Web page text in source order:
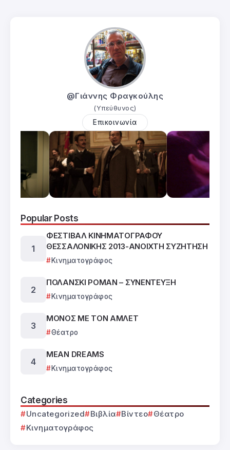
@Γιάννης Φραγκούλης
(Υπεύθυνος)
Επικοινωνία
Popular Posts
ΦΕΣΤΙΒΑΛ ΚΙΝΗΜΑΤΟΓΡΑΦΟΥ
ΘΕΣΣΑΛΟΝΙΚΗΣ 2013-ΑΝΟΙΧΤΗ ΣΥΖΗΤΗΣΗ
Κινηματογράφος
ΠΟΛΑΝΣΚΙ ΡΟΜΑΝ – ΣΥΝΕΝΤΕΥΞΗ
Κινηματογράφος
ΜΟΝΟΣ ΜΕ ΤΟΝ ΑΜΛΕΤ
Θέατρο
MEAN DREAMS
Κινηματογράφος
Categories
Uncategorized Βιβλία Βίντεο
Θέατρο
Κινηματογράφος